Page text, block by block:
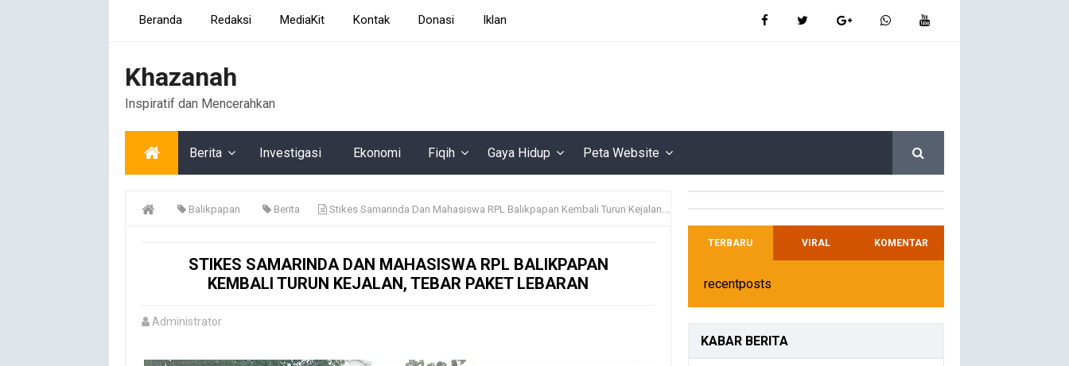
Beranda Redaksi MediaKit Kontak Donasi Iklan
Khazanah
Inspiratif dan Mencerahkan
Berita Investigasi Ekonomi Fiqih Gaya Hidup Peta Website
Balikpapan Berita Stikes Samarinda Dan Mahasiswa RPL Balikpapan Kembali Turun Kejalan, Tebar Paket Lebaran
STIKES SAMARINDA DAN MAHASISWA RPL BALIKPAPAN
KEMBALI TURUN KEJALAN, TEBAR PAKET LEBARAN
Administrator
TERBARU VIRAL KOMENTAR
recentposts
KABARBERITA